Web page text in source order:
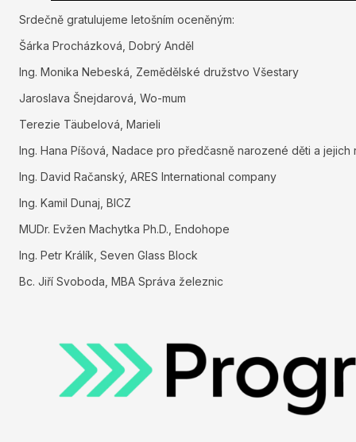
Srdečně gratulujeme letošním oceněným:
Šárka Procházková, Dobrý Anděl
Ing. Monika Nebeská, Zemědělské družstvo Všestary
Jaroslava Šnejdarová, Wo-mum
Terezie Täubelová, Marieli
Ing. Hana Píšová, Nadace pro předčasně narozené děti a jejich
Ing. David Račanský, ARES International company
Ing. Kamil Dunaj, BICZ
MUDr. Evžen Machytka Ph.D., Endohope
Ing. Petr Králík, Seven Glass Block
Bc. Jiří Svoboda, MBA Správa železnic